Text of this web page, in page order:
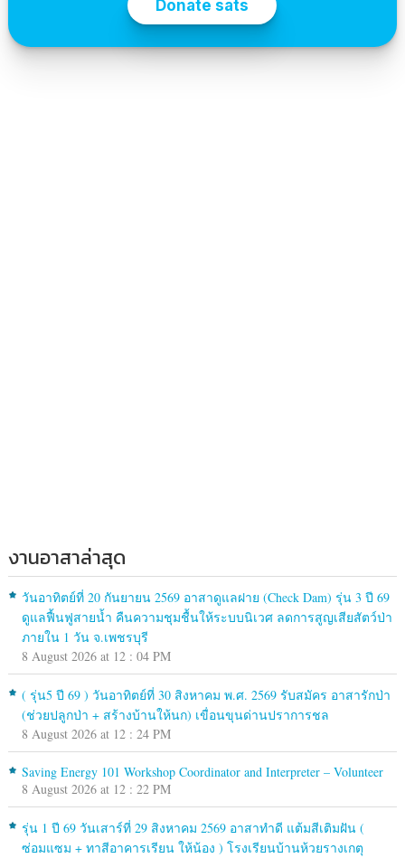
งานอาสาล่าสุด
วันอาทิตย์ที่ 20 กันยายน 2569 อาสาดูแลฝาย (Check Dam) รุ่น 3 ปี 69
ดูแลฟื้นฟูสายน้ำ คืนความชุมชื้นให้ระบบนิเวศ ลดการสูญเสียสัตว์ป่า
ภายใน 1 วัน จ.เพชรบุรี
8 August 2026 at 12 : 04 PM
( รุ่น5 ปี 69 ) วันอาทิตย์ที่ 30 สิงหาคม พ.ศ. 2569 รับสมัคร อาสารักป่า
(ช่วยปลูกป่า + สร้างบ้านให้นก) เขื่อนขุนด่านปราการชล
8 August 2026 at 12 : 24 PM
Saving Energy 101 Workshop Coordinator and Interpreter – Volunteer
8 August 2026 at 12 : 22 PM
รุ่น 1 ปี 69 วันเสาร์ที่ 29 สิงหาคม 2569 อาสาทำดี แต้มสีเติมฝัน (
ซ่อมแซม + ทาสีอาคารเรียน ให้น้อง ) โรงเรียนบ้านห้วยรางเกตุ